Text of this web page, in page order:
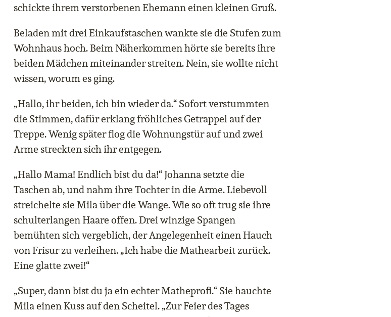
schickte ihrem verstorbenen Ehemann einen kleinen Gruß.
Beladen mit drei Einkaufstaschen wankte sie die Stufen zum
Wohnhaus hoch. Beim Näherkommen hörte sie bereits ihre
beiden Mädchen miteinander streiten. Nein, sie wollte nicht
wissen, worum es ging.
„Hallo, ihr beiden, ich bin wieder da.“ Sofort verstummten
die Stimmen, dafür erklang fröhliches Getrappel auf der
Treppe. Wenig später flog die Wohnungstür auf und zwei
Arme streckten sich ihr entgegen.
„Hallo Mama! Endlich bist du da!“ Johanna setzte die
Taschen ab, und nahm ihre Tochter in die Arme. Liebevoll
streichelte sie Mila über die Wange. Wie so oft trug sie ihre
schulterlangen Haare offen. Drei winzige Spangen
bemühten sich vergeblich, der Angelegenheit einen Hauch
von Frisur zu verleihen. „Ich habe die Mathearbeit zurück.
Eine glatte zwei!“
„Super, dann bist du ja ein echter Matheprofi.“ Sie hauchte
Mila einen Kuss auf den Scheitel. „Zur Feier des Tages